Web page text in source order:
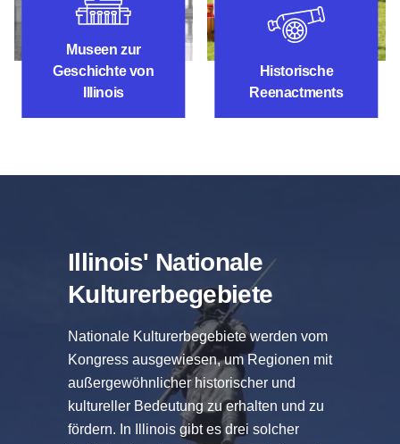
Museen zur
Geschichte von
Illinois
Historische
Reenactments
Illinois' Nationale
Kulturerbegebiete
Nationale Kulturerbegebiete werden vom
Kongress ausgewiesen, um Regionen mit
außergewöhnlicher historischer und
kultureller Bedeutung zu erhalten und zu
fördern. In Illinois gibt es drei solcher